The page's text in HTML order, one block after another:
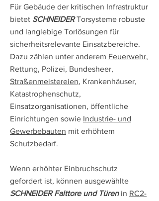
Für Gebäude der kritischen Infrastruktur
bietet SCHNEIDERTorsysteme robuste
und langlebige Torlösungen für
sicherheitsrelevante Einsatzbereiche.
Dazu zählen unter anderem Feuerwehr,
Rettung, Polizei, Bundesheer,
Straßenmeistereien, Krankenhäuser,
Katastrophenschutz,
Einsatzorganisationen, öffentliche
Einrichtungen sowie Industrie- und
Gewerbebauten mit erhöhtem
Schutzbedarf.
Wenn erhöhter Einbruchschutz
gefordert ist, können ausgewählte
SCHNEIDER Falttore und Türenin RC2-